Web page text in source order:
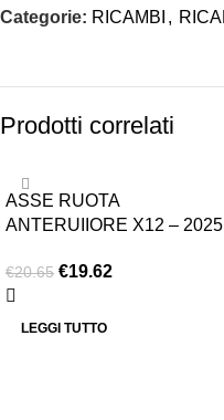
Categorie: RICAMBI ,
Prodotti correlati
-5%
ESAURITO
ASSE RUOTA
ANTERUIIORE X12 – 2025
€20.65 €19.62
LEGGI TUTTO